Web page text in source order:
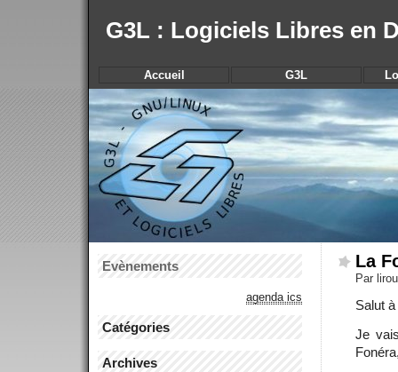
G3L : Logiciels Libres en
La
Par
Salut
Je
Accueil G3L
Evènements
agenda ics
Catégories
Archives